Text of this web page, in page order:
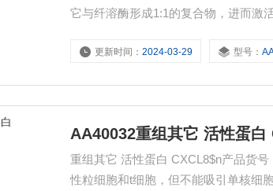
它与纤溶酶形成1:1的复合物，进而激
更新时间：2024-03-29 型号：
AA40032重组其它 活性蛋白
重组其它 活性蛋白 CXCL8$n产品货
性粒细胞和t细胞，但不能吸引单核细